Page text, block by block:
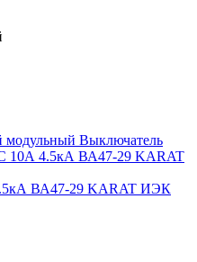
ВА47-29 KARAT ИЭК